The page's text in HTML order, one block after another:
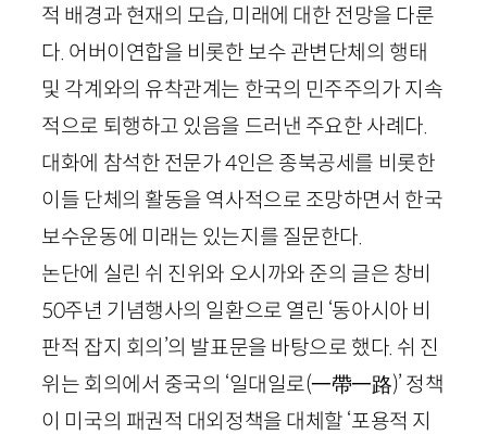
적 배경과 현재의 모습, 미래에 대한 전망을 다룬
다. 어버이연합을 비롯한 보수 관변단체의 행태
및 각계와의 유착관계는 한국의 민주주의가 지속
적으로 퇴행하고 있음을 드러낸 주요한 사례다.
대화에 참석한 전문가4인은 종북공세를 비롯한
이들 단체의 활동을 역사적으로 조망하면서 한국
보수운동에 미래는 있는지를 질문한다.
논단에 실린 쉬 진위와 오시까와 준의 글은 창비
50주년 기념행사의 일환으로 열린 ‘동아시아 비
판적 잡지 회의’의 발표문을 바탕으로 했다. 쉬 진
위는 회의에서 중국의 ‘일대일로(一帶一路)’ 정책
이 미국의 패권적 대외정책을 대체할 ‘포용적 지